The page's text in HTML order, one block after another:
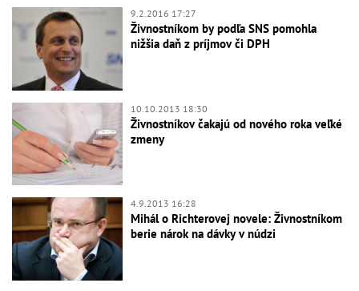
9.2.2016 17:27
Živnostníkom by podľa SNS pomohla
nižšia daň z príjmov či DPH
10.10.2013 18:30
Živnostníkov čakajú od nového roka veľké
zmeny
4.9.2013 16:28
Mihál o Richterovej novele: Živnostníkom
berie nárok na dávky v núdzi